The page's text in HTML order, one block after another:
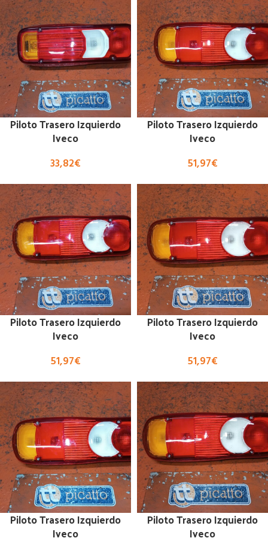
Piloto Trasero Izquierdo
Iveco
33,82€
Piloto Trasero Izquierdo
Iveco
51,97€
Piloto Trasero Izquierdo
Iveco
51,97€
Piloto Trasero Izquierdo
Iveco
51,97€
Piloto Trasero Izquierdo
Iveco
Piloto Trasero Izquierdo
Iveco